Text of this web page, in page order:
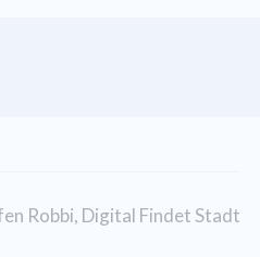
Robbi, Digital Findet Stadt